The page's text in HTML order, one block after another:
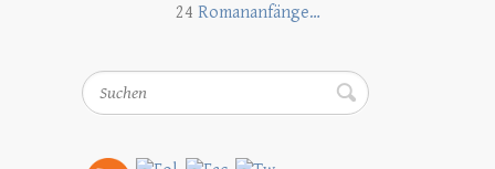
24 Romananfänge…
Suchen